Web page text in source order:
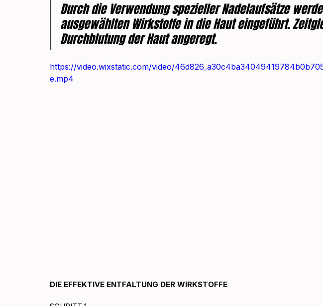
Durch die Verwendung spezieller Nadelaufsätze
ausgewählten Wirkstoffe in die Haut eingeführt.
Durchblutung der Haut angeregt.
https://video.wixstatic.com/video/
e.mp4
DIE EFFEKTIVE ENTFALTUNG DER WIRKSTOFFE